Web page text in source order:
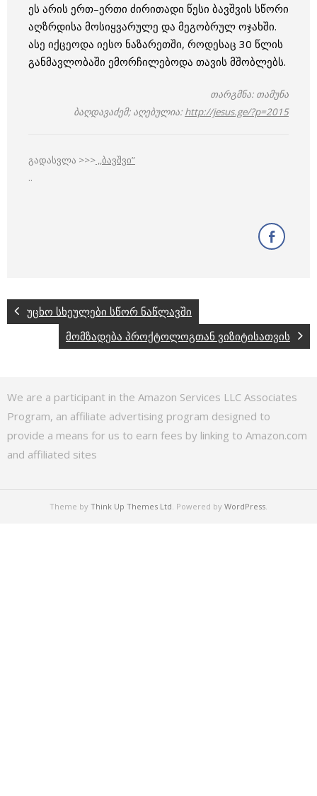
ეს არის ერთ–ერთი ძირითადი წესი ბავშვის სწორი
აღზრდისა მოსიყვარულე და მეგობრულ ოჯახში.
ასე იქცეოდა იესო ნაზარეთში, როდესაც 30 წლის
განმავლობაში ემორჩილებოდა თავის მშობლებს.
თარგმნა: თამუნა
ბაღდავაძემ; აღებულია: http://jesus.ge/?p=2015
გადასვლა >>> ,,ბავშვი”
..
უცხო სხეულები სწორ ნაწლავში
მომზადება პროქტოლოგთან ვიზიტისათვის
We are a participant in the Amazon Services LLC Associates
Program, an affiliate advertising program designed to
provide a means for us to earn fees by linking to Amazon.com
and affiliated sites
Theme by Think Up Themes Ltd. Powered by WordPress.